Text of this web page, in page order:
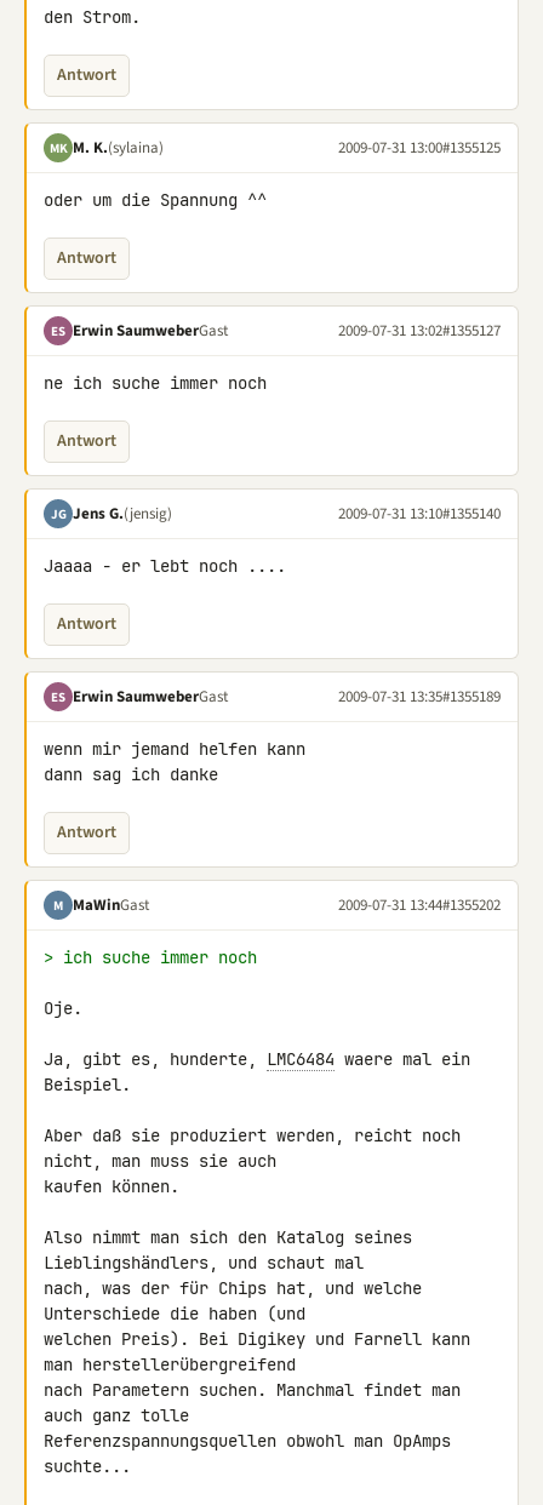
den Strom.
Antwort
MK M. K.(sylaina) 2009-07-31 13:00#1355125
oder um die Spannung ^^
Antwort
ES Erwin SaumweberGast 2009-07-31 13:02#1355127
ne ich suche immer noch
Antwort
JG Jens G.(jensig) 2009-07-31 13:10#1355140
Jaaaa - er lebt noch ....
Antwort
ES Erwin SaumweberGast 2009-07-31 13:35#1355189
wenn mir jemand helfen kann
dann sag ich danke
Antwort
M MaWinGast 2009-07-31 13:44#1355202
> ich suche immer noch
Oje.
Ja, gibt es, hunderte, LMC6484 waere mal ein
Beispiel.
Aber daß sie produziert werden, reicht noch
nicht, man muss sie auch
kaufen können.
Also nimmt man sich den Katalog seines
Lieblingshändlers, und schaut mal
nach, was der für Chips hat, und welche
Unterschiede die haben (und
welchen Preis). Bei Digikey und Farnell kann
man herstellerübergreifend
nach Parametern suchen. Manchmal findet man
auch ganz tolle
Referenzspannungsquellen obwohl man OpAmps
suchte...